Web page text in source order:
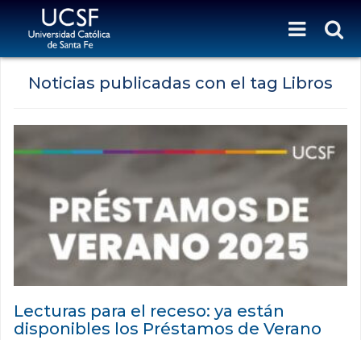
Noticias publicadas con el tag Libros
Lecturas para el receso: ya están
disponibles los Préstamos de Verano